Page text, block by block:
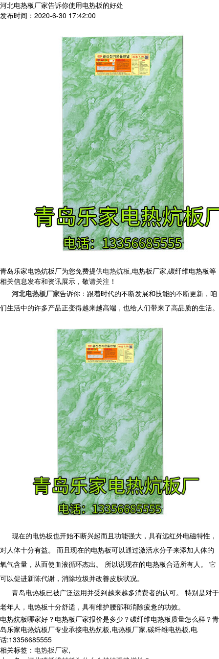
河北电热板厂家告诉你使用电热板的好处
发布时间：2020-6-30 17:42:00
青岛乐家电热炕板厂为您免费提供电热炕板,电热板厂家,碳纤维电热板等
相关信息发布和资讯展示，敬请关注！
河北电热板厂家告诉你：跟着时代的不断发展和技能的不断更新，咱
们生活中的许多产品正变得越来越高端，也给人们带来了高品质的生活。
现在的电热板也开始不断兴起而且功能强大，具有远红外电磁特性，
对人体十分有益。 而且现在的电热板可以通过激活水分子来添加人体的
氧气含量，从而使血液循环杰出。 所以说现在的电热板合适所有人。 它
可以促进新陈代谢，消除垃圾并改善皮肤状况。
青岛电热板已被广泛运用并受到越来越多消费者的认可。 特别是对于
老年人，电热板十分舒适，具有维护腰部和消除疲惫的功效。
电热炕板哪家好？电热板厂家报价是多少？碳纤维电热板质量怎么样？青
岛乐家电热炕板厂专业承接电热炕板,电热板厂家,碳纤维电热板,电
话:13356685555
相关标签： 电热板厂家,